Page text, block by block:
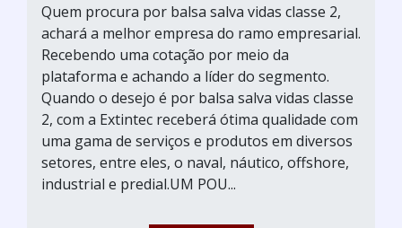
Quem procura por balsa salva vidas classe 2,
achará a melhor empresa do ramo empresarial.
Recebendo uma cotação por meio da
plataforma e achando a líder do segmento.
Quando o desejo é por balsa salva vidas classe
2, com a Extintec receberá ótima qualidade com
uma gama de serviços e produtos em diversos
setores, entre eles, o naval, náutico, offshore,
industrial e predial.UM POU...